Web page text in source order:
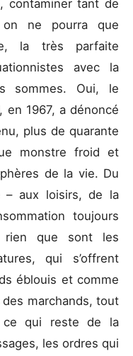
contaminer tant de
ne pourra que
la très parfaite
avec la
sommes. Oui, le
en 1967, a dénoncé
plus de quarante
monstre froid et
de la vie. Du
– aux loisirs, de la
toujours
rien que sont les
qui s’offrent
éblouis et comme
marchands, tout
ce qui reste de la
les ordres qui